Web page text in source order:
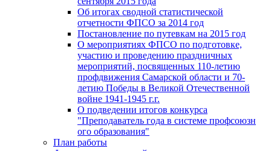
Об итогах сводной статистической
отчетности ФПСО за 2014 год
Постановление по путевкам на 2015 год
О мероприятиях ФПСО по подготовке,
участию и проведению праздничных
мероприятий, посвященных 110-летию
профдвижения Самарской области и 70-
летию Победы в Великой Отечественной
войне 1941-1945 г.г.
О подведении итогов конкурса
"Преподаватель года в системе профсоюзн
ого образования"
План работы